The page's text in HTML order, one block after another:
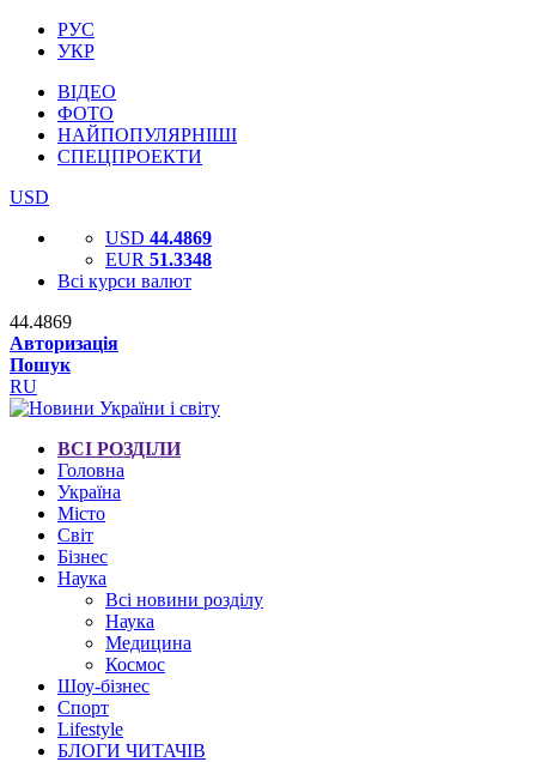
РУС
УКР
ВІДЕО
ФОТО
НАЙПОПУЛЯРНІШІ
СПЕЦПРОЕКТИ
USD
USD 44.4869
EUR 51.3348
Всі курси валют
44.4869
Авторизація
Пошук
RU
ВСІ РОЗДІЛИ
Головна
Україна
Місто
Світ
Бізнес
Наука
Всі новини розділу
Наука
Медицина
Космос
Шоу-бізнес
Спорт
Lifestyle
БЛОГИ ЧИТАЧІВ